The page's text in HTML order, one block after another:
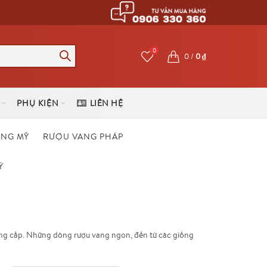
0
0/ 0₫
PHỤ KIỆN LIÊN HỆ
MỸ RƯỢU VANG PHÁP
cấp. Những dòng rượu vang ngon, đến từ các giống